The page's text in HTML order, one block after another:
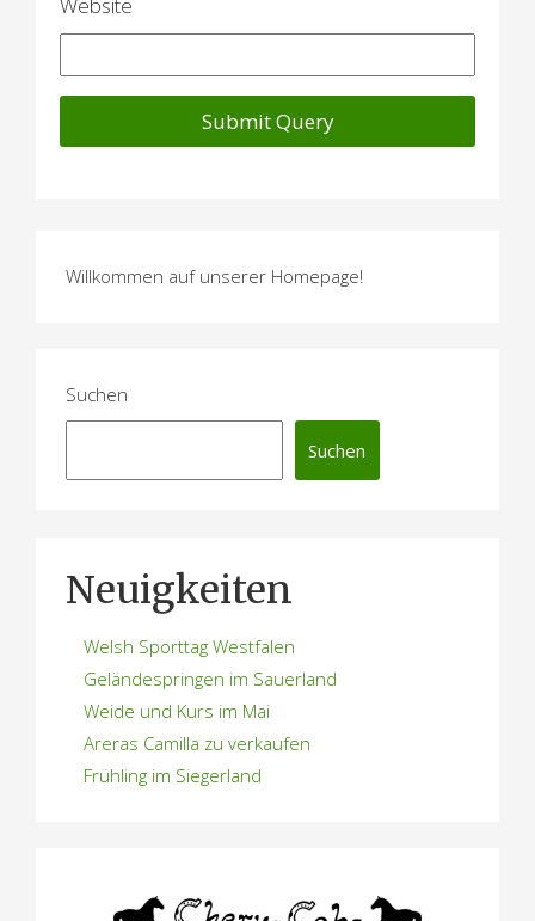
Willkommen auf unserer Homepage!
Suchen
Suchen
Neuigkeiten
Welsh Sporttag Westfalen
Geländespringen im Sauerland
Weide und Kurs im Mai
Areras Camilla zu verkaufen
Frühling im Siegerland